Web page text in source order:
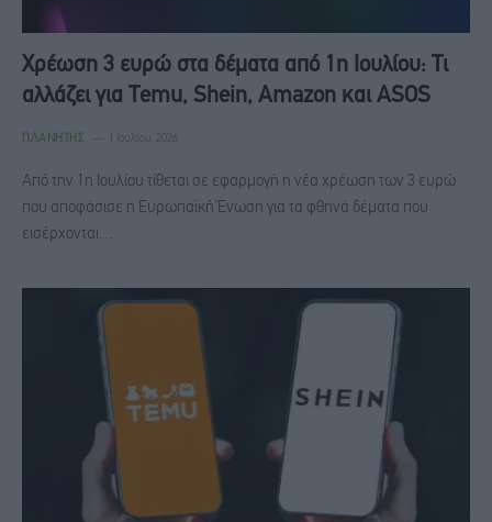
Χρέωση 3 ευρώ στα δέματα από 1η Ιουλίου: Τι
αλλάζει για Temu, Shein, Amazon και ASOS
ΠΛΑΝΉΤΗΣ 1 Ιουλίου, 2026
Από την 1η Ιουλίου τίθεται σε εφαρμογή η νέα χρέωση των 3 ευρώ
που αποφάσισε η Ευρωπαϊκή Ένωση για τα φθηνά δέματα που
εισέρχονται…